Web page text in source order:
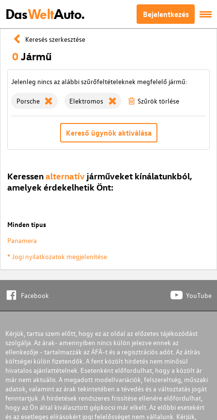
DasWeltAuto. Bejelentkezés
Keresés szerkesztése
0Jármű
Jelenleg nincs az alábbi szűrőfeltételeknek megfelelő jármű:
Porsche Elektromos Szűrök törlése
Kereső ügynök aktiválása
Keressenalternatív járműveket kínálatunkból,
amelyek érdekelhetik Önt:
Minden típus
Panamera
* Jogi nyilatkozatok megjelenítése
Facebook YouTube
Kérjük, tartsa szem előtt, hogy ez az oldal az előzetes tájékozódást
szolgálja. Az árak- amennyiben nincs külön jelezve ennek az
ellenkezője - tartalmazzák az ÁFÁ-t és a regisztrációs adót. Az átírás
költségei külön fizetendők. A fent közölt hirdetés nem minősül
hivatalos ajánlattételnek. Esetenként előfordulhat, hogy a közölt ár
már nem aktuális. A megadott modellvariációk, felszereltség, műszaki
adatok, valamint az árak tekintetében a tévedés és a változtatás jogát
fenntartjuk. A hirdetések rendszeres frissítése ellenére előfordulhat,
hogy az Ön által kiválasztott gépkocsi már elkelt. Az előbbi esetekért
és az esetleges elírásokért jogi felelősséget nem vállalunk. Kérjük,